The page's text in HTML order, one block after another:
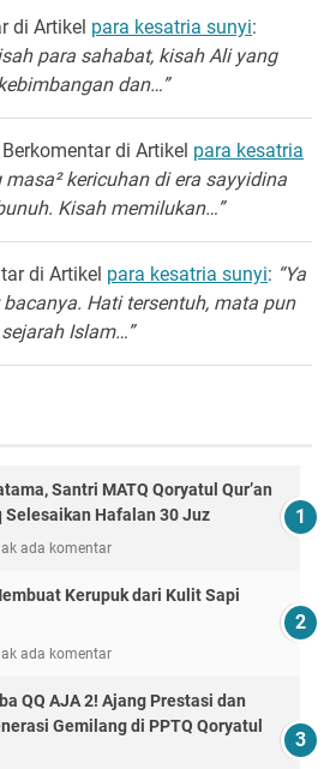
di Artikel para kesatria sunyi:
para sahabat, kisah Ali yang
dan…”
Berkomentar di Artikel para kesatria
masa² kericuhan di era sayyidina
Kisah memilukan…”
di Artikel para kesatria sunyi: “Ya
Hati tersentuh, mata pun
Islam…”
Santri MATQ Qoryatul Qur’an
Selesaikan Hafalan 30 Juz
ada komentar
Kerupuk dari Kulit Sapi
ada komentar
QQ AJA 2! Ajang Prestasi dan
Gemilang di PPTQ Qoryatul